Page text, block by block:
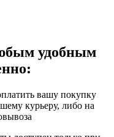
удобным
вашу покупку
курьеру, либо на